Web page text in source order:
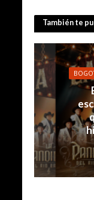
También te